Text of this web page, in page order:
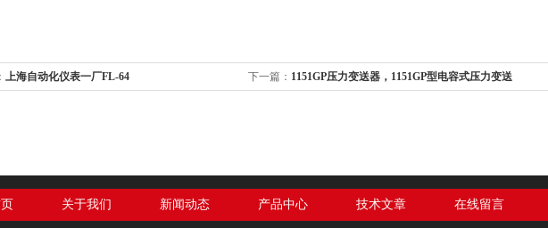
上海自动化仪表一厂FL-64 下一篇： 1151GP压力变送器，1151GP型电容式压力变送
关于我们 新闻动态 产品中心 技术文章 在线留言